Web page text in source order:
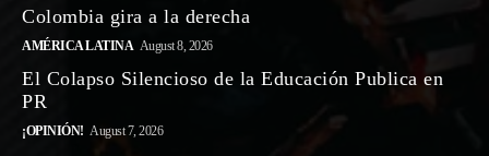
Colombia gira a la derecha
AMÉRICA LATINA August 8, 2026
El Colapso Silencioso de la Educación Publica en
PR
¡OPINIÓN! August 7, 2026